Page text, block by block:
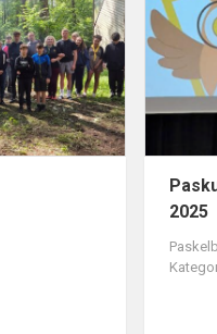
Nevėžio
2025